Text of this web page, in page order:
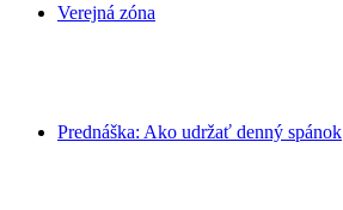
Verejná zóna
Prednáška: Ako udržať denný spánok